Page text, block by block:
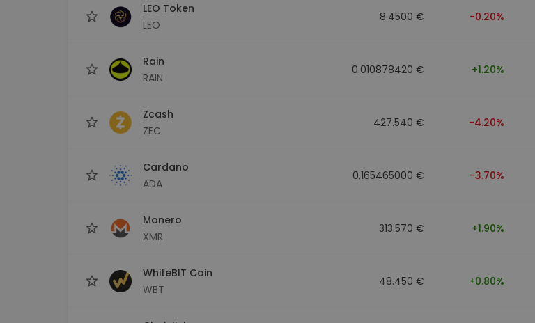
LEO Token
LEO
8.4500 € -0.20%
Rain
RAIN
0.010878420 € +1.20%
Zcash
ZEC
427.540 € -4.20%
Cardano
ADA
0.165465000 € -3.70%
Monero
XMR
313.570 € +1.90%
WhiteBIT Coin
WBT
48.450 € +0.80%